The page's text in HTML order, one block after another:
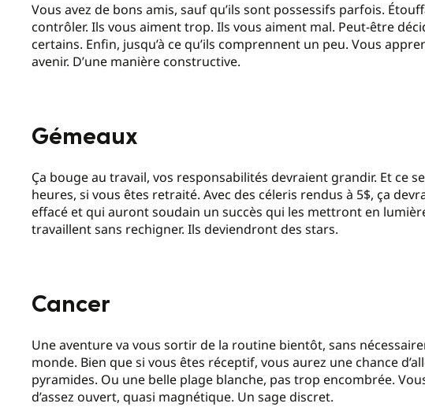
Vous avez de bons amis, sauf qu’ils sont possessifs parfois.
contrôler. Ils vous aiment trop. Ils vous aiment mal. Peut-être
certains. Enfin, jusqu’à ce qu’ils comprennent un peu. Vous
avenir. D’une manière constructive.
Gémeaux
Ça bouge au travail, vos responsabilités devraient grandir. Et ce
heures, si vous êtes retraité. Avec des céleris rendus à 5$, ça
effacé et qui auront soudain un succès qui les mettront en
travaillent sans rechigner. Ils deviendront des stars.
Cancer
Une aventure va vous sortir de la routine bientôt, sans
monde. Bien que si vous êtes réceptif, vous aurez une chance
pyramides. Ou une belle plage blanche, pas trop encombrée.
d’assez ouvert, quasi magnétique. Un sage discret.